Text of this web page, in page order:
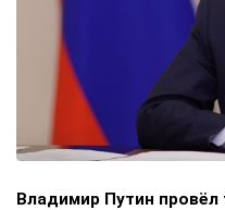
Владимир Путин